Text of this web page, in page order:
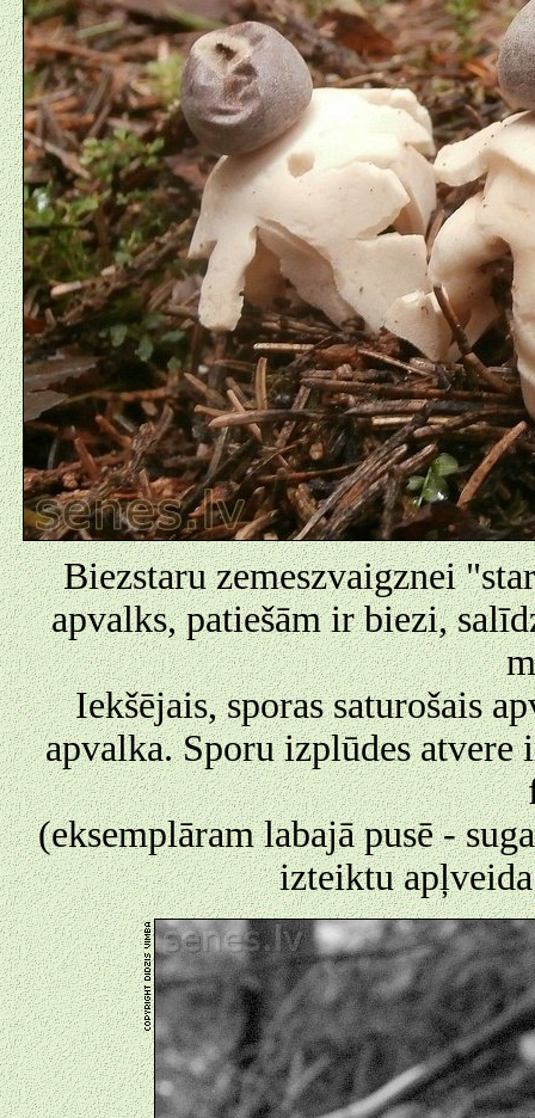
Biezstaru zemeszvaigznei
apvalks, patiešām ir biezi,
Iekšējais, sporas saturošais
apvalka. Sporu izplūdes atvere
(eksemplāram labajā pusē -
izteiktu